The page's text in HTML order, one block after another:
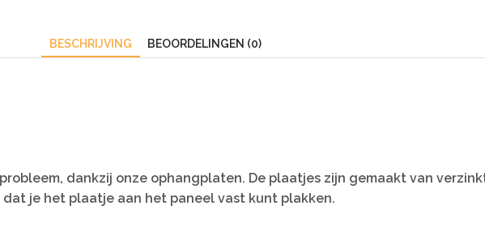
BESCHRIJVING BEOORDELINGEN (0)
dankzij onze ophangplaten. De plaatjes zijn gemaakt van
je het plaatje aan het paneel vast kunt plakken.